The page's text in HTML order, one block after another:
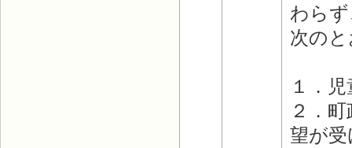
わら
次の
１．
２．
望が